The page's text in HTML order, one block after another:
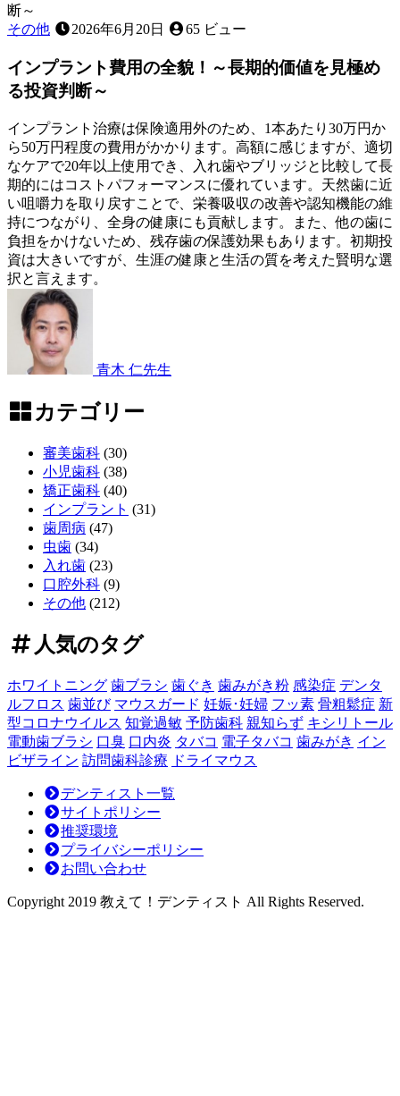
ッ
ク！
見
逃
し
が
ち
な
サ
イ
ン
を
知
る
～
月
22
日
し
歯
な
ぜ
人
に
よ
っ
て
違
う
の
か
｜
小
その他 2026年6月20日 65 ビュー
インプラント費用の全貌！～長期的価値を見極め
る投資判断～
インプラント治療は保険適用外のため、1本あたり30万円か
ら50万円程度の費用がかかります。高額に感じますが、適切
なケアで20年以上使用でき、入れ歯やブリッジと比較して長
期的にはコストパフォーマンスに優れています。天然歯に近
い咀嚼力を取り戻すことで、栄養吸収の改善や認知機能の維
持につながり、全身の健康にも貢献します。また、他の歯に
負担をかけないため、残存歯の保護効果もあります。初期投
資は大きいですが、生涯の健康と生活の質を考えた賢明な選
択と言えます。
青木 仁先生
ン
プ
期
的
値
を
見
極
め
カテゴリー
審美歯科 (30)
小児歯科 (38)
矯正歯科 (40)
インプラント (31)
歯周病 (47)
虫歯 (34)
入れ歯 (23)
口腔外科 (9)
その他 (212)
人気のタグ
ホワイトニング 歯ブラシ 歯ぐき 歯みがき粉 感染症 デンタ
ルフロス 歯並び マウスガード 妊娠･妊婦 フッ素 骨粗鬆症 新
型コロナウイルス 知覚過敏 予防歯科 親知らず キシリトール
電動歯ブラシ 口臭 口内炎 タバコ 電子タバコ 歯みがき イン
ビザライン 訪問歯科診療 ドライマウス
デンティスト一覧
サイトポリシー
推奨環境
プライバシーポリシー
お問い合わせ
Copyright 2019 教えて！デンティスト All Rights Reserved.